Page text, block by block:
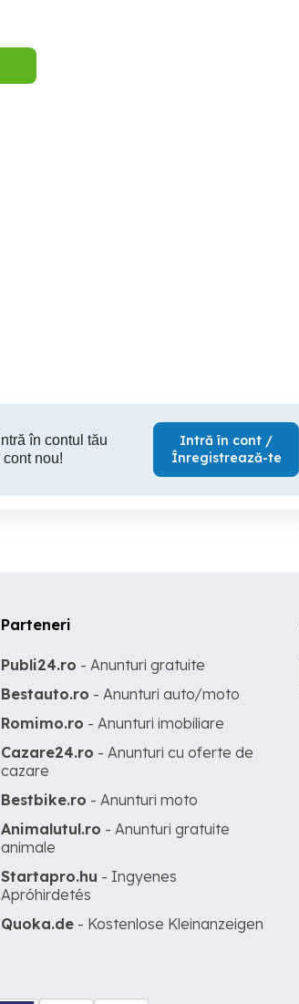
în contul tău
nou!
Intră în cont /
Înregistrează-te
Parteneri
Publi24.ro - Anunturi gratuite
Bestauto.ro - Anunturi auto/moto
Romimo.ro - Anunturi imobiliare
Cazare24.ro - Anunturi cu oferte de
cazare
Bestbike.ro - Anunturi moto
Animalutul.ro - Anunturi gratuite
animale
Startapro.hu - Ingyenes
Apróhirdetés
Quoka.de - Kostenlose Kleinanzeigen